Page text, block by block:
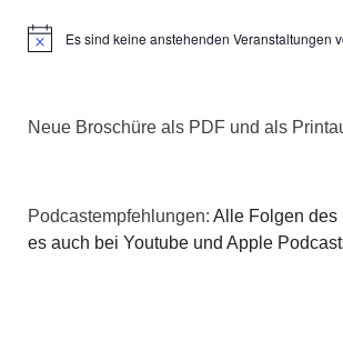
HinweisEs sind keine anstehenden Veranstaltungen
Neue Broschüre als PDF und als
Podcastempfehlungen: Alle Folgen des
es auch bei Youtube und Apple